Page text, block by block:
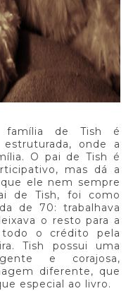
família de Tish é
onde a
O pai de Tish é
mas dá a
ele nem sempre
de Tish, foi como
de 70: trabalhava
o resto para a
o crédito pela
Tish possui uma
e corajosa,
diferente, que
especial ao livro.